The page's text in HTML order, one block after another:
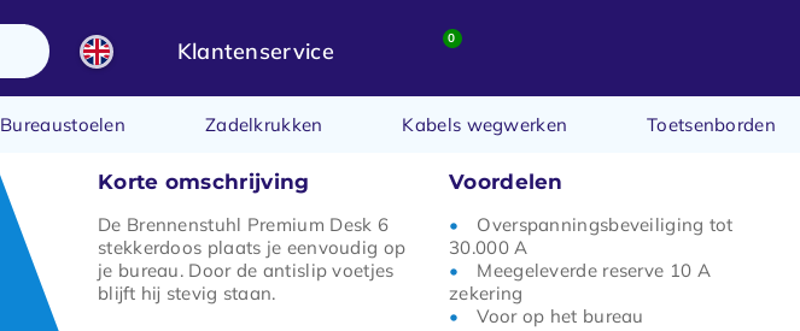
Klantenservice 0
Bureaustoelen Zadelkrukken Kabels wegwerken Toetsenborden
Korte omschrijving
De Brennenstuhl Premium Desk 6
stekkerdoos plaats je eenvoudig op
je bureau. Door de antislip voetjes
blijft hij stevig staan.
Voordelen
Overspanningsbeveiliging tot
30.000 A
Meegeleverde reserve 10 A
zekering
Voor op het bureau